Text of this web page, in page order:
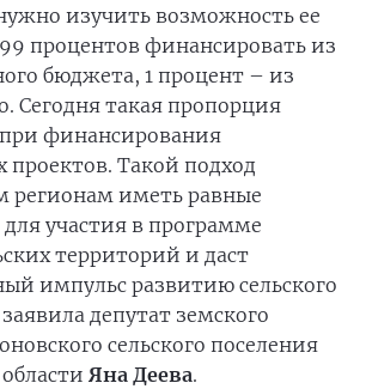
изучить возможность ее
процентов финансировать из
бюджета, 1 процент – из
Сегодня такая пропорция
финансирования
проектов. Такой подход
регионам иметь равные
участия в программе
территорий и даст
импульс развитию сельского
депутат земского
сельского поселения
Яна Деева.